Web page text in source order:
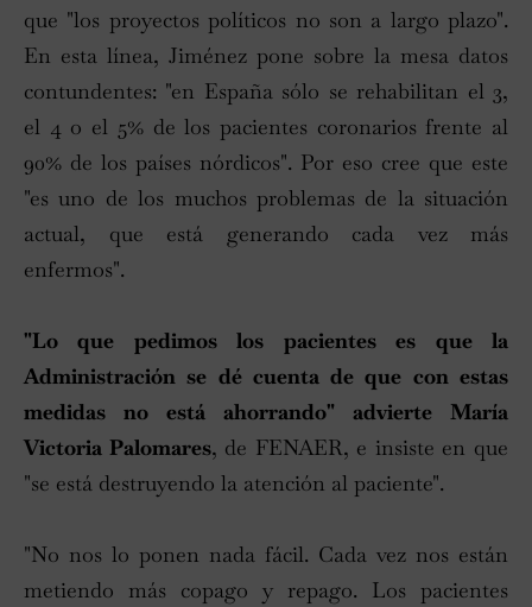
que "los proyectos políticos no son a largo plazo".
En esta línea, Jiménez pone sobre la mesa datos
contundentes: "en España sólo se rehabilitan el 3,
el 4 o el 5% de los pacientes coronarios frente al
90% de los países nórdicos". Por eso cree que este
"es uno de los muchos problemas de la situación
actual, que está generando cada vez más
enfermos".
"Lo que pedimos los pacientes es que la
Administración se dé cuenta de que con estas
medidas no está ahorrando" advierte María
Victoria Palomares, de FENAER, e insiste en que
"se está destruyendo la atención al paciente".
"No nos lo ponen nada fácil. Cada vez nos están
metiendo más copago y repago. Los pacientes